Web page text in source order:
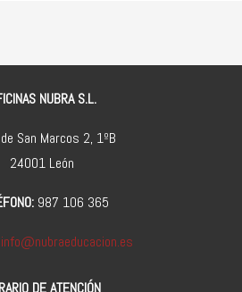
NUBRA S.L.
San Marcos 2, 1ºB
24001 León
987 106 365
info@nubraeducacion.es